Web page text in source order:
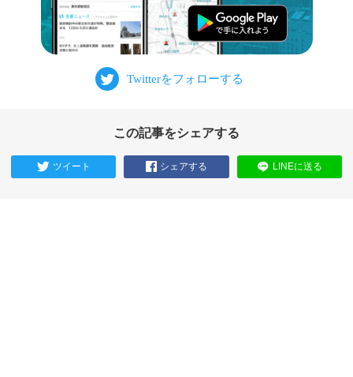
この記事をシェアする
ツイート シェアする LINEに送る